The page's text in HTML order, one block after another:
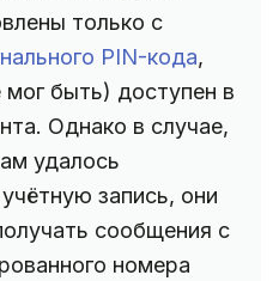
только с
PIN-кода,
быть) доступен в
Однако в случае,
удалось
запись, они
сообщения с
номера